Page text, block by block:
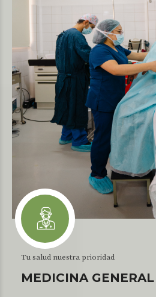
Tu salud nuestra prioridad
MEDICINA GENERAL